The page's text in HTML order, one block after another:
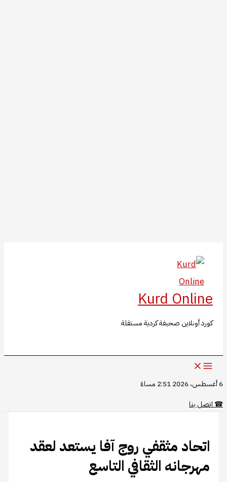
المحتوى
Kurd Online
كورد أونلاين صحيفة كردية مستقلة
6 أغسطس، 2026 2:51 مساءً
☎اتصل بنا
اتحاد مثقفي روج آفا يستعد لعقد
مهرجانه الثقافي التاسع